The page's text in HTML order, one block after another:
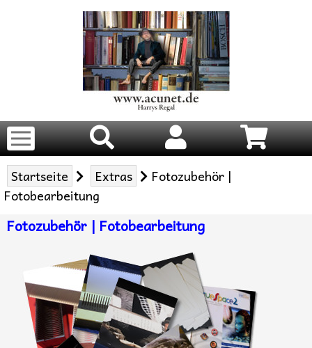
Startseite Extras
Fotozubehör |
Fotobearbeitung
Fotozubehör | Fotobearbeitung